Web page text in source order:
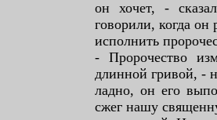
он хочет, -
говорили, когда он
исполнить
- Пророчество
длинной гривой, -
ладно, он его
сжег нашу